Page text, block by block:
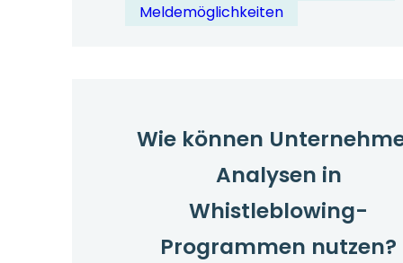
Meldemöglichkeiten
Wie können
Analysen in
Whistleblowing-
Programmen nutzen?